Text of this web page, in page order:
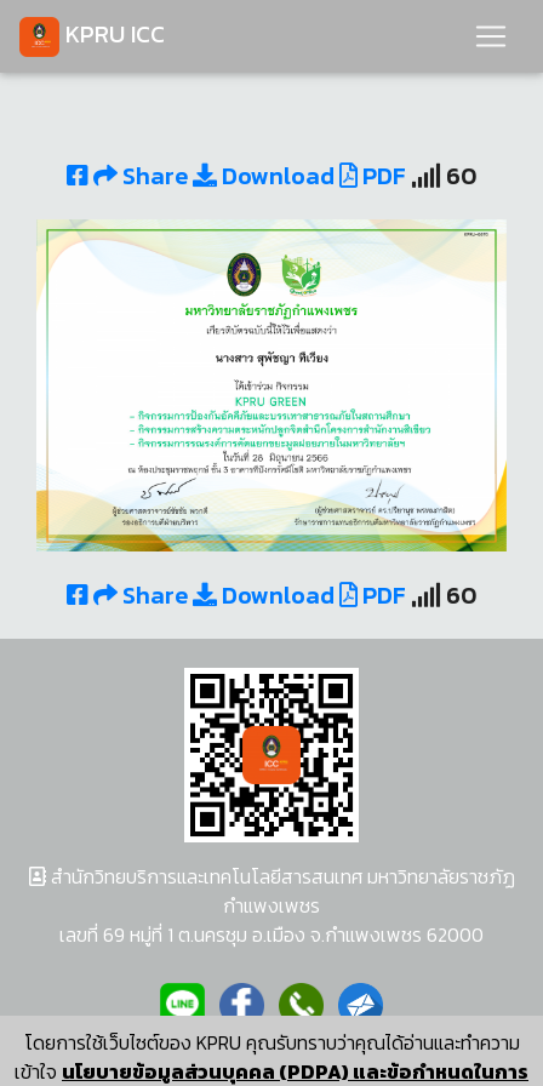
KPRU ICC
Share Download PDF 60
Share Download PDF 60
โดยการใช้เว็บไซต์ของ KPRU คุณรับทราบว่าคุณได้อ่านและทำความ
เข้าใจ นโยบายข้อมูลส่วนบุคคล (PDPA) และข้อกำหนดในการ
สำนักวิทยบริการและเทคโนโลยีสารสนเทศ มหาวิทยาลัยราชภัฏ
กำแพงเพชร
เลขที่ 69 หมู่ที่ 1 ต.นครชุม อ.เมือง จ.กำแพงเพชร 62000
ผู้พัฒนาระบบ อนุชา พวงผกา